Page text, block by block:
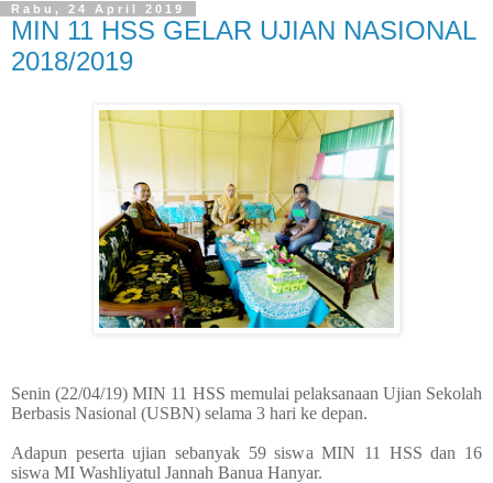
Rabu, 24 April 2019
MIN 11 HSS GELAR UJIAN NASIONAL
2018/2019
Senin (22/04/19) MIN 11 HSS memulai pelaksanaan Ujian Sekolah
Berbasis Nasional (USBN) selama 3 hari ke depan.
Adapun peserta ujian sebanyak 59 siswa MIN 11 HSS dan 16
siswa MI Washliyatul Jannah Banua Hanyar.